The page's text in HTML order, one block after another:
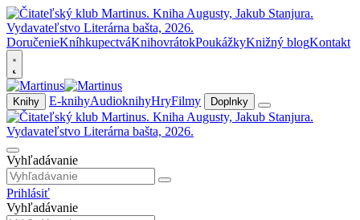
DoručenieKníhkupectváKnihovrátokPoukážkyKnižný blogKontakt
Knihy E-knihyAudioknihyHryFilmy Doplnky
Vyhľadávanie
Prihlásiť
Vyhľadávanie